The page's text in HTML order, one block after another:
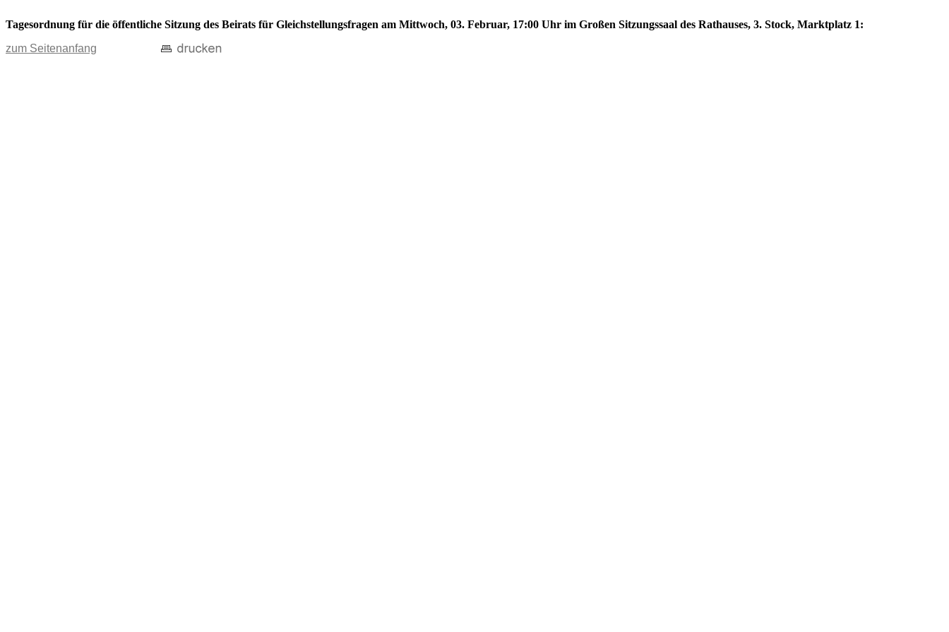
Tagesordnung für die öffentliche Sitzung des Beirats für Gleichstellungsfragen am Mittwoch, 03. Februar, 17:00 Uhr im Großen Sitzungssaal des Rathauses, 3. Stock, Marktplatz 1:
zum Seitenanfang